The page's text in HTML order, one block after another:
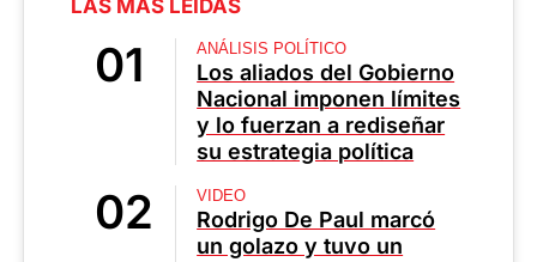
LAS MÁS LEÍDAS
ANÁLISIS POLÍTICO
Los aliados del Gobierno
Nacional imponen límites
y lo fuerzan a rediseñar
su estrategia política
VIDEO
Rodrigo De Paul marcó
un golazo y tuvo un